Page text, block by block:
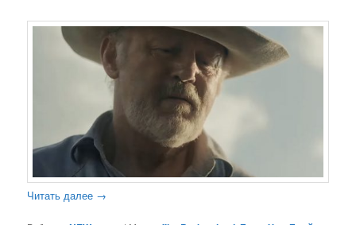
Читать далее →